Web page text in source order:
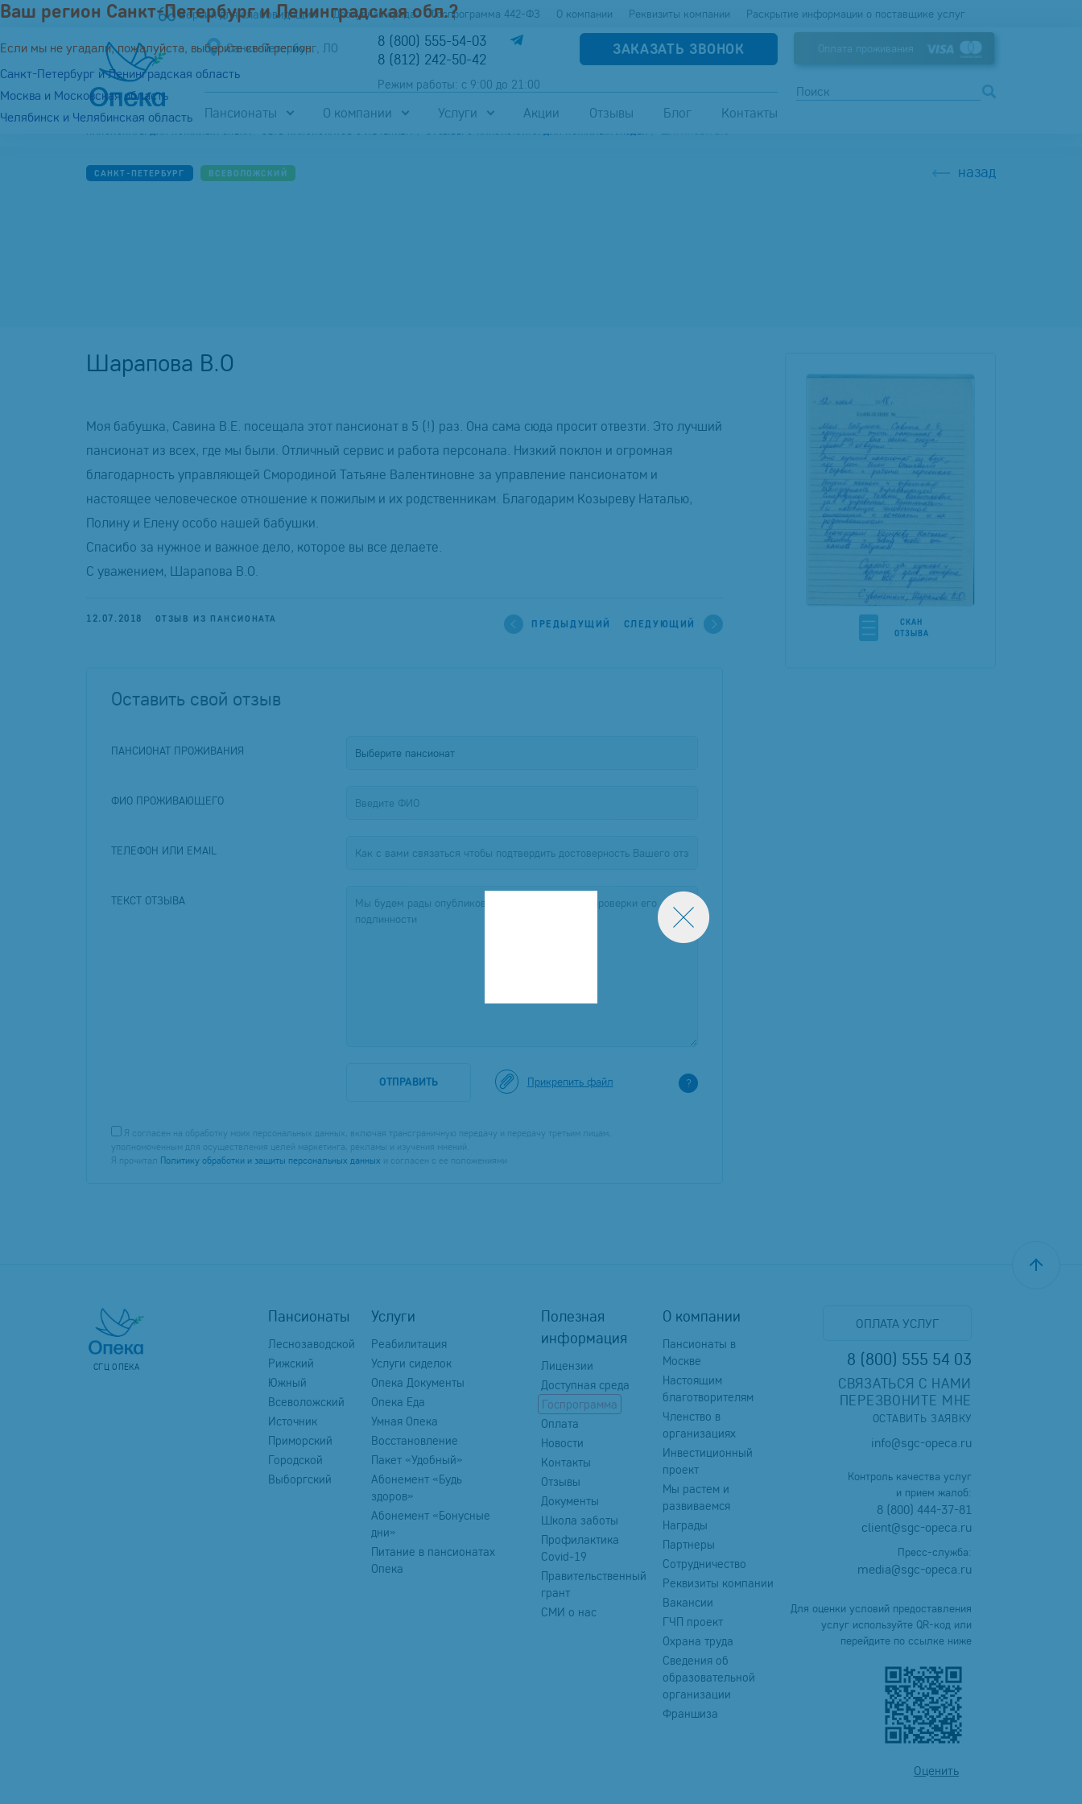
Версия для слабовидящих Доступная среда Госпрограмма 442-ФЗ О компании Реквизиты компании Раскрытие информации о поставщике услуг
Санкт-Петербург, ЛО
8 (800) 555-54-03
8 (812) 242-50-42
Режим работы: с 9:00 до 21:00
ЗАКАЗАТЬ ЗВОНОК
Пансионаты О компании Услуги Акции Отзывы Блог Контакты
Оплата проживания
ПАНСИОНАТЫ ДЛЯ ПОЖИЛЫХ ОПЕКА - СЕТЬ ПАНСИОНАТОВ С ЛЕЧЕНИЕМ ОТЗЫВЫ О ПАНСИОНАТАХ ДЛЯ ПОЖИЛЫХ ЛЮДЕЙ ШАРАПОВА В.О
САНКТ-ПЕТЕРБУРГ ВСЕВОЛОЖСКИЙ назад
Шарапова В.О
Моя бабушка, Савина В.Е. посещала этот пансионат в 5 (!) раз. Она сама сюда просит отвезти. Это лучший
пансионат из всех, где мы были. Отличный сервис и работа персонала. Низкий поклон и огромная
благодарность управляющей Смородиной Татьяне Валентиновне за управление пансионатом и
настоящее человеческое отношение к пожилым и их родственникам. Благодарим Козыреву Наталью,
Полину и Елену особо нашей бабушки.
Спасибо за нужное и важное дело, которое вы все делаете.
С уважением, Шарапова В.О.
12.07.2018 ОТЗЫВ ИЗ ПАНСИОНАТА ПРЕДЫДУЩИЙ СЛЕДУЮЩИЙ
Оставить свой отзыв
ПАНСИОНАТ ПРОЖИВАНИЯ
ФИО ПРОЖИВАЮЩЕГО
ТЕЛЕФОН ИЛИ EMAIL
ТЕКСТ ОТЗЫВА
ОТПРАВИТЬ Прикрепить файл ?
Я согласен на обработку моих персональных данных, включая трансграничную передачу и передачу третьим лицам,
уполномоченным для осуществления целей маркетинга, рекламы и изучения мнений.
Я прочитал Политику обработки и защиты персональных данных и согласен с ее положениями
CКАН
ОТЗЫВА
СГЦ ОПЕКА
Пансионаты
Леснозаводской
Рижский
Южный
Всеволожский
Источник
Приморский
Городской
Выборгский
Услуги
Реабилитация
Услуги сиделок
Опека Документы
Опека Еда
Умная Опека
Восстановление
Пакет «Удобный»
Абонемент «Будь
здоров»
Абонемент «Бонусные
дни»
Питание в пансионатах
Опека
Полезная
информация
Лицензии
Доступная среда
Госпрограмма
Оплата
Новости
Контакты
Отзывы
Документы
Школа заботы
Профилактика
Covid-19
Правительственный
грант
СМИ о нас
О компании
Пансионаты в
Москве
Настоящим
благотворителям
Членство в
организациях
Инвестиционный
проект
Мы растем и
развиваемся
Награды
Партнеры
Сотрудничество
Реквизиты компании
Вакансии
ГЧП проект
Охрана труда
Сведения об
образовательной
организации
Франшиза
ОПЛАТА УСЛУГ
8 (800) 555 54 03
СВЯЗАТЬСЯ С НАМИ
ПЕРЕЗВОНИТЕ МНЕ
ОСТАВИТЬ ЗАЯВКУ
info@sgc-opeca.ru
Контроль качества услуг
и прием жалоб:
8 (800) 444-37-81
client@sgc-opeca.ru
Пресс-служба:
media@sgc-opeca.ru
Для оценки условий предоставления
услуг используйте QR-код или
перейдите по ссылке ниже
Оценить
Ваш регион Санкт-Петербург и Ленинградская обл.?
Если мы не угадали, пожалуйста, выберите свой регион:
Санкт-Петербург и Ленинградская область
Москва и Московская область
Челябинск и Челябинская область